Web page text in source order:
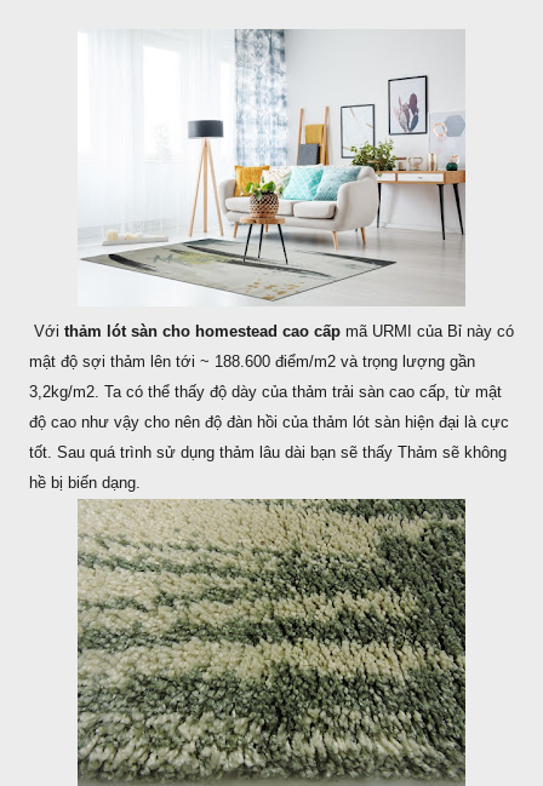
Với thảm lót sàn cho homestead cao cấp mã URMI của Bỉ này có
mật độ sợi thảm lên tới ~ 188.600 điểm/m2 và trọng lượng gần
3,2kg/m2. Ta có thể thấy độ dày của thảm trải sàn cao cấp, từ mật
độ cao như vậy cho nên độ đàn hồi của thảm lót sàn hiện đại là cực
tốt. Sau quá trình sử dụng thảm lâu dài bạn sẽ thấy Thảm sẽ không
hề bị biến dạng.